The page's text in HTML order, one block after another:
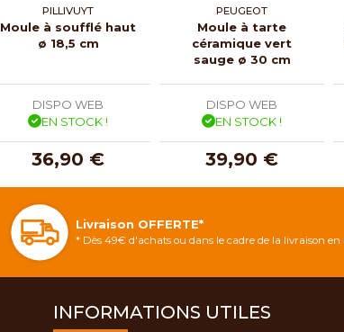
PILLIVUYT
Moule à soufflé haut
ø 18,5 cm
DISPO WEB
EN STOCK !
36,90 €
PEUGEOT
Moule à tarte
céramique vert
sauge ø 30 cm
DISPO WEB
EN STOCK !
39,90 €
Livraison OFFERTE*
* Dès 49€ d'achats ou dans le cadre de la livraison
INFORMATIONS UTILES